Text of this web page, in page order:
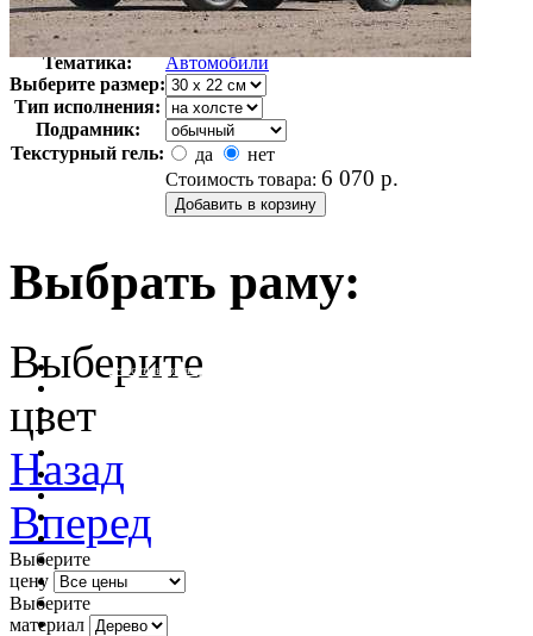
Автор:
Неизвестно
Арт-стиль
Ретро-Фотографии
Тематика:
Автомобили
Выберите размер:
Тип исполнения:
Подрамник:
Текстурный гель:
да
нет
Стоимость товара: 6 070 р.
Выбрать раму:
очистить фильтр цвета
Выберите
цвет
Назад
Вперед
Выберите
цену
Выберите
материал